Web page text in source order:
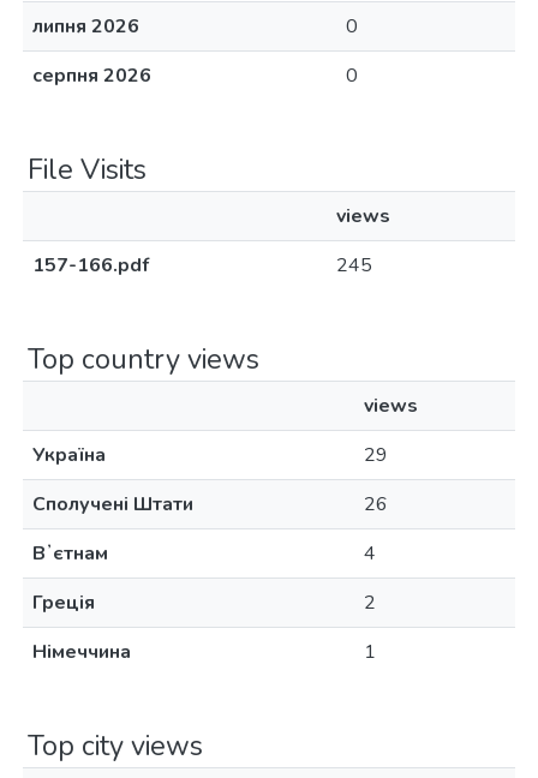
липня 2026
0
серпня 2026
0
File Visits
views
157-166.pdf
245
Top country views
views
Україна
29
Сполучені Штати
26
Вʼєтнам
4
Греція
2
Німеччина
1
Top city views